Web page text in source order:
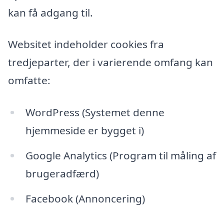
kan få adgang til.
Websitet indeholder cookies fra
tredjeparter, der i varierende omfang kan
omfatte:
WordPress (Systemet denne
hjemmeside er bygget i)
Google Analytics (Program til måling af
brugeradfærd)
Facebook (Annoncering)